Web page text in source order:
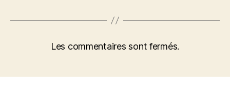
Les commentaires sont fermés.